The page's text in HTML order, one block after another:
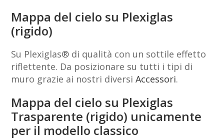
Mappa del cielo su Plexiglas
(rigido)
Su Plexiglas® di qualità con un sottile effetto
riflettente. Da posizionare su tutti i tipi di
muro grazie ai nostri diversiAccessori.
Mappa del cielo su Plexiglas
Trasparente (rigido) unicamente
per il modello classico